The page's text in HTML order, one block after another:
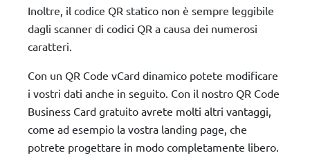
Inoltre, il codice QR statico non è sempre leggibile
dagli scanner di codici QR a causa dei numerosi
caratteri.
Con un QR Code vCard dinamico potete modificare
i vostri dati anche in seguito. Con il nostro QR Code
Business Card gratuito avrete molti altri vantaggi,
come ad esempio la vostra landing page, che
potrete progettare in modo completamente libero.